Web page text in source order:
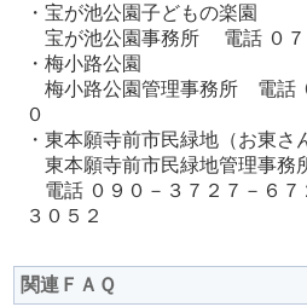
・宝が池公園子どもの楽園
宝が池公園事務所 電話 ０７
・梅小路公園
梅小路公園管理事務所 電話
０
・東本願寺前市民緑地（お東さ
東本願寺前市民緑地管理事務
電話 ０９０－３７２７－６７
３０５２
関連ＦＡＱ